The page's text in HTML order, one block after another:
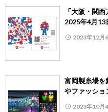
「大阪・関
2025年4月13
2023年12月
富岡製糸場
やファッショ
2023年10月